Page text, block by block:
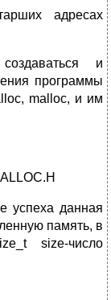
адресах
и
программы
malloc, и им
успеха данная
память, в
size-число